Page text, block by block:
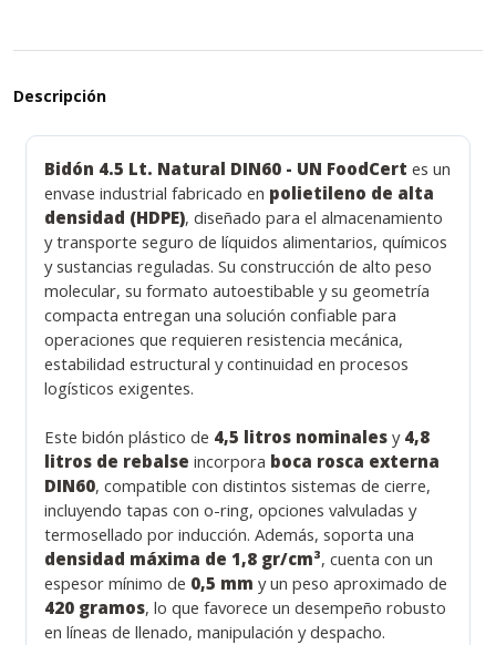
Descripción
Bidón 4.5 Lt. Natural DIN60 - UN FoodCert es un
envase industrial fabricado en polietileno de alta
densidad (HDPE), diseñado para el almacenamiento
y transporte seguro de líquidos alimentarios, químicos
y sustancias reguladas. Su construcción de alto peso
molecular, su formato autoestibable y su geometría
compacta entregan una solución confiable para
operaciones que requieren resistencia mecánica,
estabilidad estructural y continuidad en procesos
logísticos exigentes.
Este bidón plástico de 4,5 litros nominalesy 4,8
litros de rebalse incorpora boca rosca externa
DIN60, compatible con distintos sistemas de cierre,
incluyendo tapas con o-ring, opciones valvuladas y
termosellado por inducción. Además, soporta una
densidad máxima de 1,8 gr/cm³, cuenta con un
espesor mínimo de 0,5 mm y un peso aproximado de
420 gramos, lo que favorece un desempeño robusto
en líneas de llenado, manipulación y despacho.